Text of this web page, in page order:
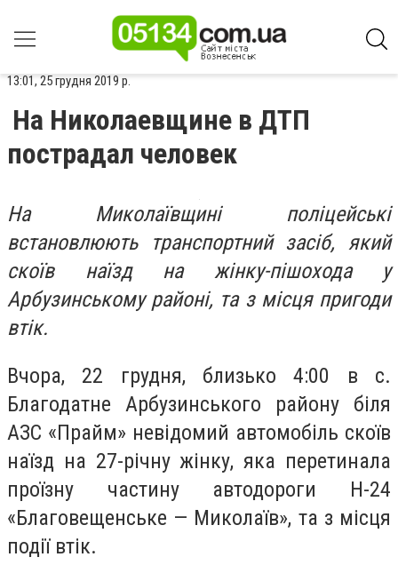
13:01, 25 грудня 2019 р.
На Николаевщине в ДТП
пострадал человек
На Миколаївщині поліцейські
встановлюють транспортний засіб, який
скоїв наїзд на жінку-пішохода у
Арбузинському районі, та з місця пригоди
втік.
Вчора, 22 грудня, близько 4:00 в с.
Благодатне Арбузинського району біля
АЗС «Прайм» невідомий автомобіль скоїв
наїзд на 27-річну жінку, яка перетинала
проїзну частину автодороги Н-24
«Благовещенське — Миколаїв», та з місця
події втік.